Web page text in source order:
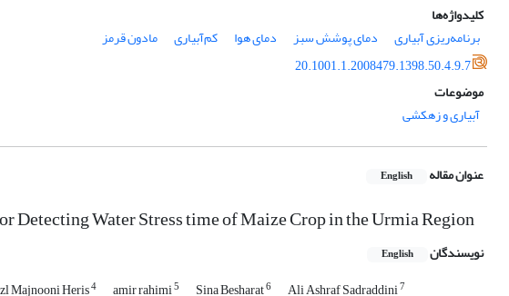
کلیدواژه‌ها
برنامه‌ریزی آبیاری
دمای پوشش سبز دمای هوا کم‌آبیاری
مادون قرمز
20.1001.1.2008479.1398.50.4.9.7
موضوعات
آبیاری و زهکشی
عنوان مقاله English
Detecting Water Stress time of Maize Crop in the Urmia Region
نویسندگان English
Majnooni Heris4 amir rahimi5 Sina Besharat6 Ali Ashraf Sadraddini7